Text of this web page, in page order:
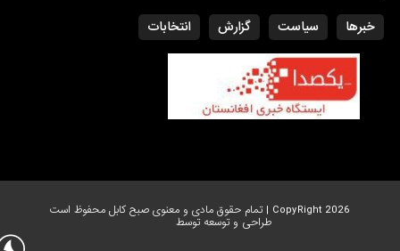
خبرها سیاست گزارش انتخابات
CopyRight 2026 | تمام حقوق مادی و معنوی صبح کابل محفوظ است
طراحی و توسعه توسط